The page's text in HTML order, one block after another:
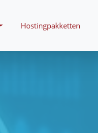
Hostingpakketten